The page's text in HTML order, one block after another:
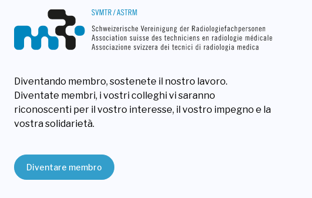
Diventando membro, sostenete il nostro lavoro.
Diventate membri, i vostri colleghi vi saranno
riconoscenti per il vostro interesse, il vostro impegno e la
vostra solidarietà.
Diventare membro